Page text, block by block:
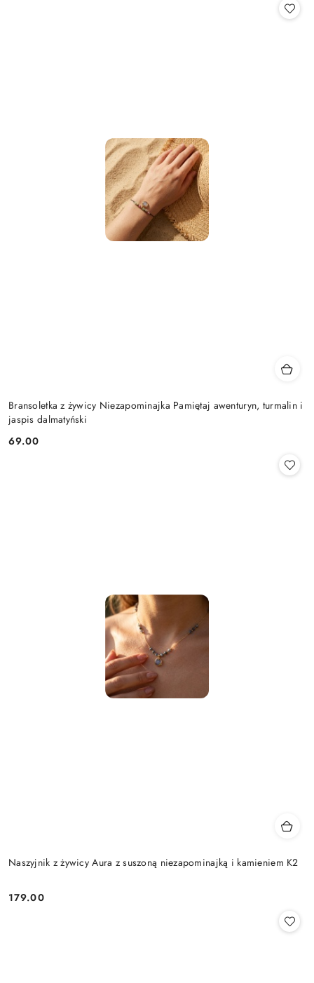
Bransoletka z żywicy Niezapominajka Pamiętaj awenturyn, turmalin i
jaspis dalmatyński
Cena:
69.00
Naszyjnik z żywicy Aura z suszoną niezapominajką i kamieniem K2
Cena:
179.00